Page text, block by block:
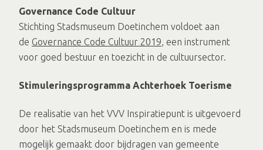
Governance Code Cultuur
Stichting Stadsmuseum Doetinchem voldoet aan
de Governance Code Cultuur 2019, een instrument
voor goed bestuur en toezicht in de cultuursector.
Stimuleringsprogramma Achterhoek Toerisme
De realisatie van het VVV Inspiratiepunt is uitgevoerd
door het Stadsmuseum Doetinchem en is mede
mogelijk gemaakt door bijdragen van gemeente